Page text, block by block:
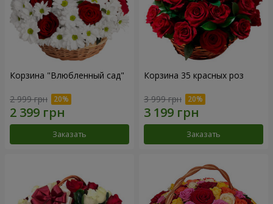
Корзина "Влюбленный сад"
2 999 грн
Заказать
Корзина 35 красных роз
3 999 грн
Заказать